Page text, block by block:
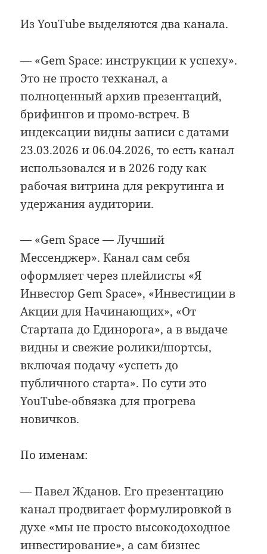
Из YouTube выделяются два канала.
— «Gem Space: инструкции к успеху».
Это не просто техканал, а
полноценный архив презентаций,
брифингов и промо-встреч. В
индексации видны записи с датами
23.03.2026 и 06.04.2026, то есть канал
использовался и в 2026 году как
рабочая витрина для рекрутинга и
удержания аудитории.
— «Gem Space — Лучший
Мессенджер». Канал сам себя
оформляет через плейлисты «Я
Инвестор Gem Space», «Инвестиции в
Акции для Начинающих», «От
Стартапа до Единорога», а в выдаче
видны и свежие ролики/шортсы,
включая подачу «успеть до
публичного старта». По сути это
YouTube-обвязка для прогрева
новичков.
По именам:
— Павел Жданов. Его презентацию
канал продвигает формулировкой в
духе «мы не просто высокодоходное
инвестирование», а сам бизнес